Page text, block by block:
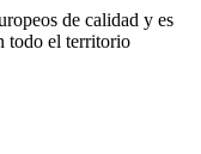
de calidad y es
todo el territorio